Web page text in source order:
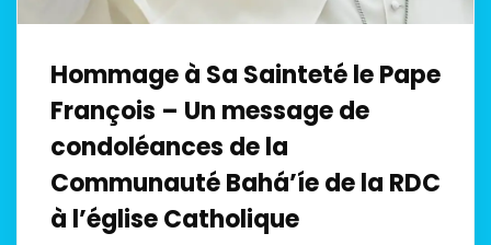
Hommage à Sa Sainteté le Pape
François – Un message de
condoléances de la
Communauté Bahá’íe de la RDC
à l’église Catholique